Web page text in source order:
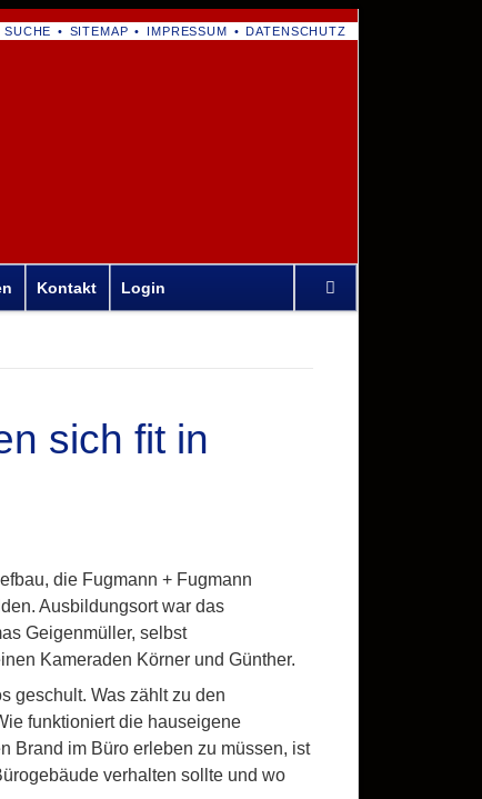
NAVIGATION
SUCHE SITEMAP IMPRESSUM DATENSCHUTZ
überspringen
Kontakt Login
sich fit in
die Fugmann + Fugmann
Ausbildungsort war das
Geigenmüller, selbst
Kameraden Körner und Günther.
geschult. Was zählt zu den
funktioniert die hauseigene
Brand im Büro erleben zu müssen, ist
verhalten sollte und wo